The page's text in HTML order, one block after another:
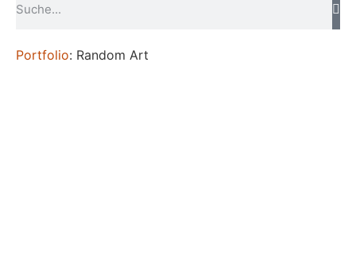
Portfolio: Random Art